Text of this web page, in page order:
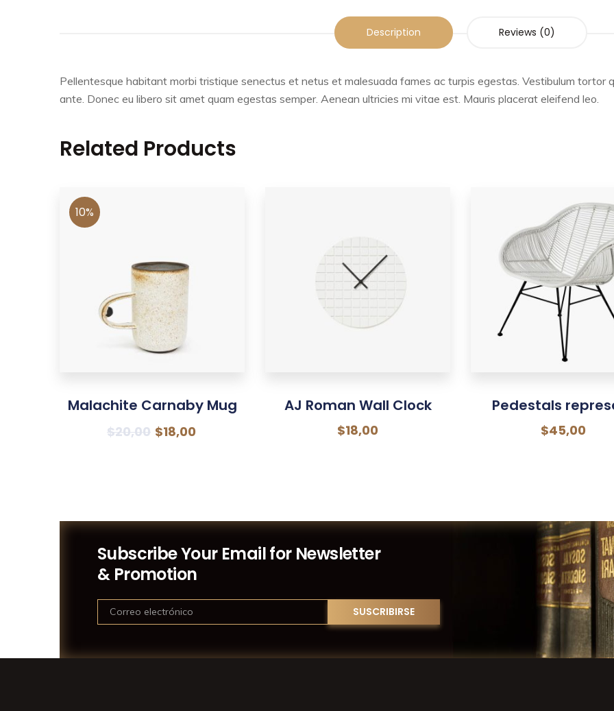
Description Reviews (0)
Pellentesque habitant morbi tristique senectus et netus et malesuada fames ac turpis egestas. Vestibulum tortor
ante. Donec eu libero sit amet quam egestas semper. Aenean ultricies mi vitae est. Mauris placerat eleifend leo.
Related Products
10%
Malachite Carnaby Mug
$20,00 $18,00
AJ Roman Wall Clock
$18,00
Pedestals
$45,00
Subscribe Your Email for Newsletter
& Promotion